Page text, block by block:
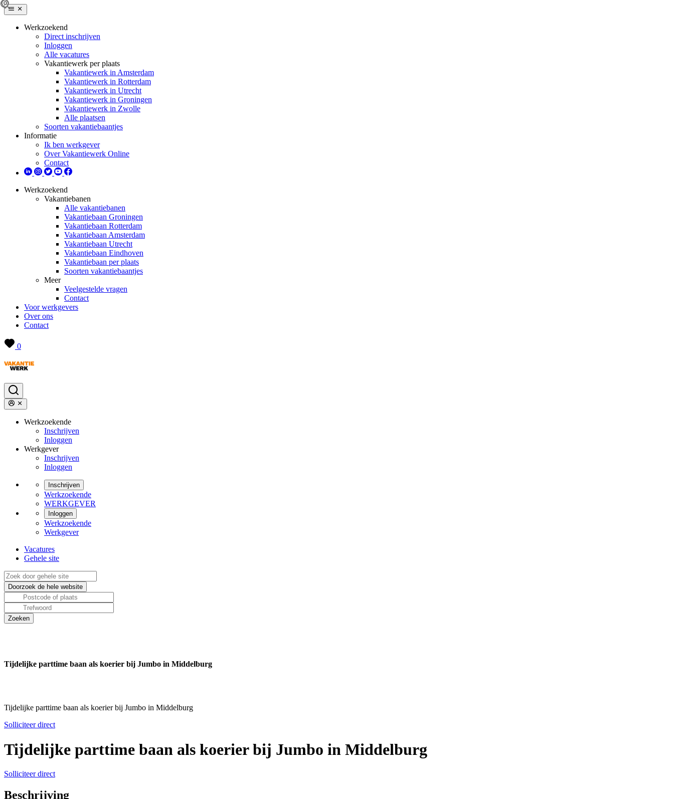
Werkzoekend
Direct inschrijven
Inloggen
Alle vacatures
Vakantiewerk per plaats
Vakantiewerk in Amsterdam
Vakantiewerk in Rotterdam
Vakantiewerk in Utrecht
Vakantiewerk in Groningen
Vakantiewerk in Zwolle
Alle plaatsen
Soorten vakantiebaantjes
Informatie
Ik ben werkgever
Over Vakantiewerk Online
Contact
Werkzoekend
Vakantiebanen
Alle vakantiebanen
Vakantiebaan Groningen
Vakantiebaan Rotterdam
Vakantiebaan Amsterdam
Vakantiebaan Utrecht
Vakantiebaan Eindhoven
Vakantiebaan per plaats
Soorten vakantiebaantjes
Meer
Veelgestelde vragen
Contact
Voor werkgevers
Over ons
Contact
0
Werkzoekende
Inschrijven
Inloggen
Werkgever
Inschrijven
Inloggen
Inschrijven
Werkzoekende
WERKGEVER
Inloggen
Werkzoekende
Werkgever
Vacatures
Gehele site
Tijdelijke parttime baan als koerier bij Jumbo in Middelburg
Tijdelijke parttime baan als koerier bij Jumbo in Middelburg
Solliciteer direct
Tijdelijke parttime baan als koerier bij Jumbo in Middelburg
Solliciteer direct
Beschrijving